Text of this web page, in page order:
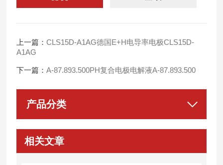
上一篇：CLS15D-A1AG德国E+H电导率电极CLS15D-
A1AG
下一篇：A-87.893.500PH复合电极电解液A-87.893.500
产品分类
相关文章